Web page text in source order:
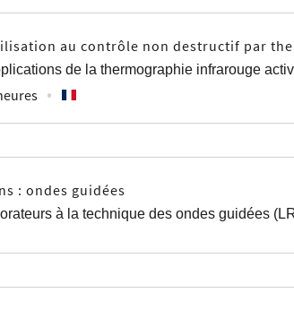
au contrôle non destructif par
de la thermographie infrarouge
: ondes guidées
à la technique des ondes guidées